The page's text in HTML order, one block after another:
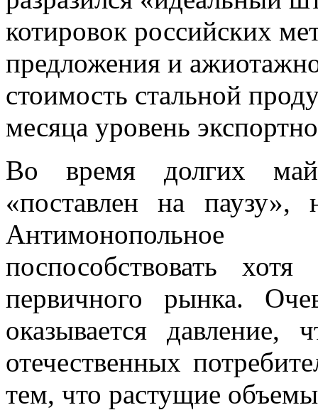
котировок российских
предложения и
стоимость стальной
месяца уровень
Во время долгих
«поставлен на паузу»,
поспособствовать
первичного рынка.
оказывается
отечественных
тем, что растущие